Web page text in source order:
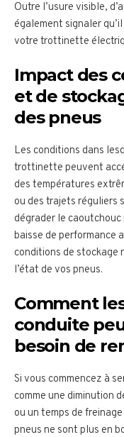
Outre l’usure visible,
également signaler
votre trottinette
Impact des
et de
des pneus
Les conditions dans
trottinette peuvent
des températures
ou des trajets réguliers
dégrader le
baisse de performance
conditions de stockage
l’état de vos pneus.
Comment
conduite
besoin de
Si vous commencez à
comme une diminution
ou un temps de
pneus ne sont plus en